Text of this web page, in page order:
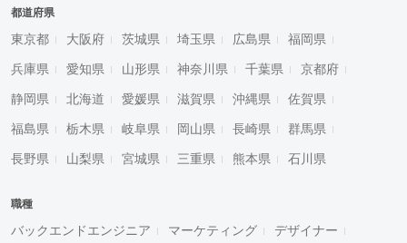
都道府県
東京都 大阪府 茨城県 埼玉県 広島県 福岡県
兵庫県 愛知県 山形県 神奈川県 千葉県 京都府
静岡県 北海道 愛媛県 滋賀県 沖縄県 佐賀県
福島県 栃木県 岐阜県 岡山県 長崎県 群馬県
長野県 山梨県 宮城県 三重県 熊本県 石川県
職種
バックエンドエンジニア マーケティング デザイナー